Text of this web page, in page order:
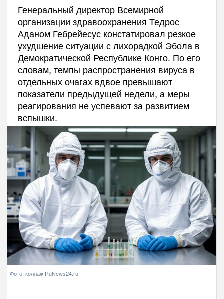
Генеральный директор Всемирной
организации здравоохранения Тедрос
Аданом Гебрейесус констатировал резкое
ухудшение ситуации с лихорадкой Эбола в
Демократической Республике Конго. По его
словам, темпы распространения вируса в
отдельных очагах вдвое превышают
показатели предыдущей недели, а меры
реагирования не успевают за развитием
вспышки.
Фото: коллаж RuNews24.ru